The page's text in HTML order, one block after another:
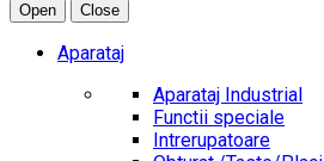
Open Close
Aparataj
Aparataj Industrial
Functii speciale
Intrerupatoare